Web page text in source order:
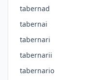
tabernad
tabernai
tabernari
tabernarii
tabernario